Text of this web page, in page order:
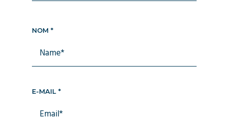
NOM *
E-MAIL *